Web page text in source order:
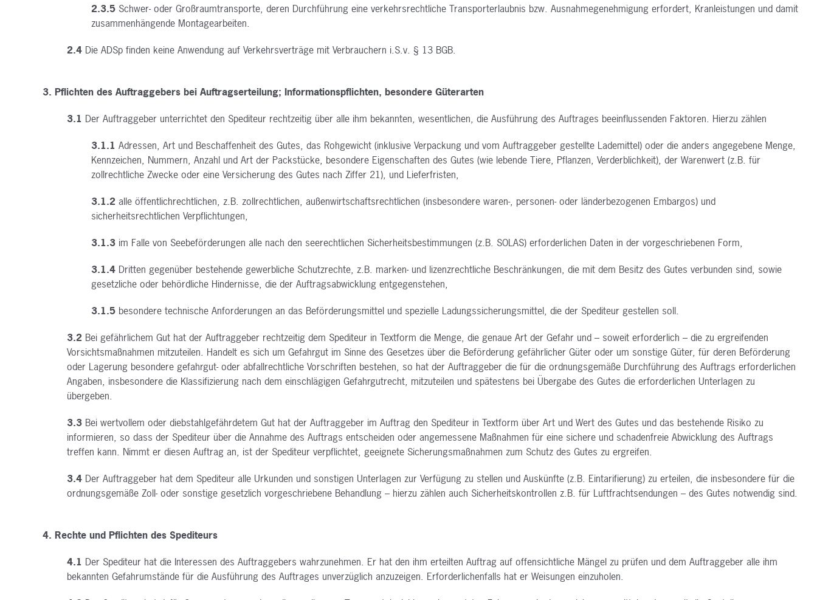
2.3.5 Schwer- oder Großraumtransporte, deren Durchführung eine verkehrsrechtliche Transporterlaubnis bzw. Ausnahmegenehmigung erfordert, Kranleistungen und damit
zusammenhängende Montagearbeiten.
2.4 Die ADSp finden keine Anwendung auf Verkehrsverträge mit Verbrauchern i.S.v. § 13 BGB.
3. Pflichten des Auftraggebers bei Auftragserteilung; Informationspflichten, besondere Güterarten
3.1 Der Auftraggeber unterrichtet den Spediteur rechtzeitig über alle ihm bekannten, wesentlichen, die Ausführung des Auftrages beeinflussenden Faktoren. Hierzu zählen
3.1.1 Adressen, Art und Beschaffenheit des Gutes, das Rohgewicht (inklusive Verpackung und vom Auftraggeber gestellte Lademittel) oder die anders angegebene Menge,
Kennzeichen, Nummern, Anzahl und Art der Packstücke, besondere Eigenschaften des Gutes (wie lebende Tiere, Pflanzen, Verderblichkeit), der Warenwert (z.B. für
zollrechtliche Zwecke oder eine Versicherung des Gutes nach Ziffer 21), und Lieferfristen,
3.1.2 alle öffentlichrechtlichen, z.B. zollrechtlichen, außenwirtschaftsrechtlichen (insbesondere waren-, personen- oder länderbezogenen Embargos) und
sicherheitsrechtlichen Verpflichtungen,
3.1.3 im Falle von Seebeförderungen alle nach den seerechtlichen Sicherheitsbestimmungen (z.B. SOLAS) erforderlichen Daten in der vorgeschriebenen Form,
3.1.4 Dritten gegenüber bestehende gewerbliche Schutzrechte, z.B. marken- und lizenzrechtliche Beschränkungen, die mit dem Besitz des Gutes verbunden sind, sowie
gesetzliche oder behördliche Hindernisse, die der Auftragsabwicklung entgegenstehen,
3.1.5 besondere technische Anforderungen an das Beförderungsmittel und spezielle Ladungssicherungsmittel, die der Spediteur gestellen soll.
3.2 Bei gefährlichem Gut hat der Auftraggeber rechtzeitig dem Spediteur in Textform die Menge, die genaue Art der Gefahr und – soweit erforderlich – die zu ergreifenden
Vorsichtsmaßnahmen mitzuteilen. Handelt es sich um Gefahrgut im Sinne des Gesetzes über die Beförderung gefährlicher Güter oder um sonstige Güter, für deren Beförderung
oder Lagerung besondere gefahrgut- oder abfallrechtliche Vorschriften bestehen, so hat der Auftraggeber die für die ordnungsgemäße Durchführung des Auftrags erforderlichen
Angaben, insbesondere die Klassifizierung nach dem einschlägigen Gefahrgutrecht, mitzuteilen und spätestens bei Übergabe des Gutes die erforderlichen Unterlagen zu
übergeben.
3.3 Bei wertvollem oder diebstahlgefährdetem Gut hat der Auftraggeber im Auftrag den Spediteur in Textform über Art und Wert des Gutes und das bestehende Risiko zu
informieren, so dass der Spediteur über die Annahme des Auftrags entscheiden oder angemessene Maßnahmen für eine sichere und schadenfreie Abwicklung des Auftrags
treffen kann. Nimmt er diesen Auftrag an, ist der Spediteur verpflichtet, geeignete Sicherungsmaßnahmen zum Schutz des Gutes zu ergreifen.
3.4 Der Auftraggeber hat dem Spediteur alle Urkunden und sonstigen Unterlagen zur Verfügung zu stellen und Auskünfte (z.B. Eintarifierung) zu erteilen, die insbesondere für die
ordnungsgemäße Zoll- oder sonstige gesetzlich vorgeschriebene Behandlung – hierzu zählen auch Sicherheitskontrollen z.B. für Luftfrachtsendungen – des Gutes notwendig sind.
4. Rechte und Pflichten des Spediteurs
4.1 Der Spediteur hat die Interessen des Auftraggebers wahrzunehmen. Er hat den ihm erteilten Auftrag auf offensichtliche Mängel zu prüfen und dem Auftraggeber alle ihm
bekannten Gefahrumstände für die Ausführung des Auftrages unverzüglich anzuzeigen. Erforderlichenfalls hat er Weisungen einzuholen.